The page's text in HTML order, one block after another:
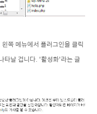
쪽 메뉴에서 플러그인을 클릭
타날 겁니다. '활성화'라는 글